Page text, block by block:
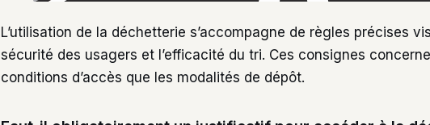
L’utilisation de la déchetterie s’accompagne de règles précises
sécurité des usagers et l’efficacité du tri. Ces consignes
conditions d’accès que les modalités de dépôt.